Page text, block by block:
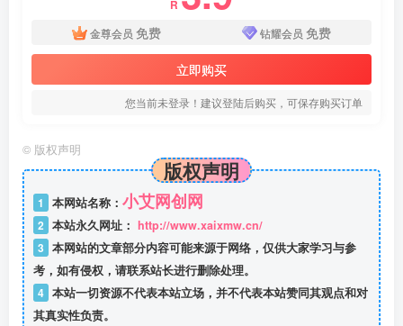
R
金尊会员 免费 钻耀会员 免费
立即购买
您当前未登录！建议登陆后购买，可保存购买订单
© 版权声明
版权声明
1 本网站名称： 小艾网创网
2 本站永久网址： http://www.xaixmw.cn/
3 本网站的文章部分内容可能来源于网络，仅供大家学习与参
考，如有侵权，请联系站长进行删除处理。
4 本站一切资源不代表本站立场，并不代表本站赞同其观点和对
其真实性负责。